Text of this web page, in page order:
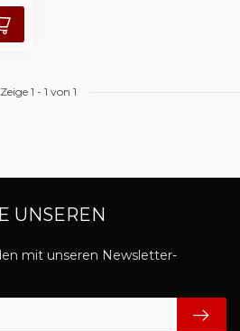
Zeige 1 - 1 von 1
UNSEREN
mit unseren Newsletter-